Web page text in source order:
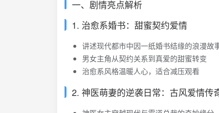
一、剧情亮点解析
1. 治愈系婚书：甜蜜契约爱情
讲述现代都市中因一纸婚书结缘的浪漫故
男女主角从契约关系到真爱的甜蜜转变
治愈系风格温暖人心，适合减压观看
2. 神医萌妻的逆袭日常：古风爱情传